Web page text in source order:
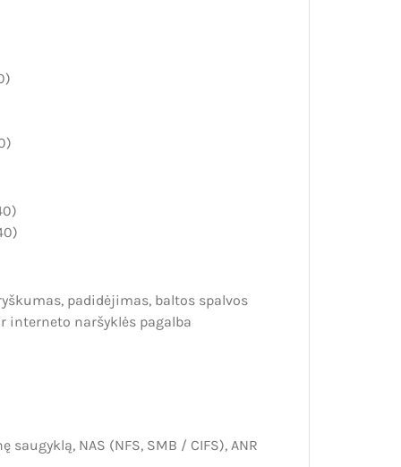
padidėjimas, baltos spalvos
interneto naršyklės pagalba
NAS (NFS, SMB / CIFS), ANR